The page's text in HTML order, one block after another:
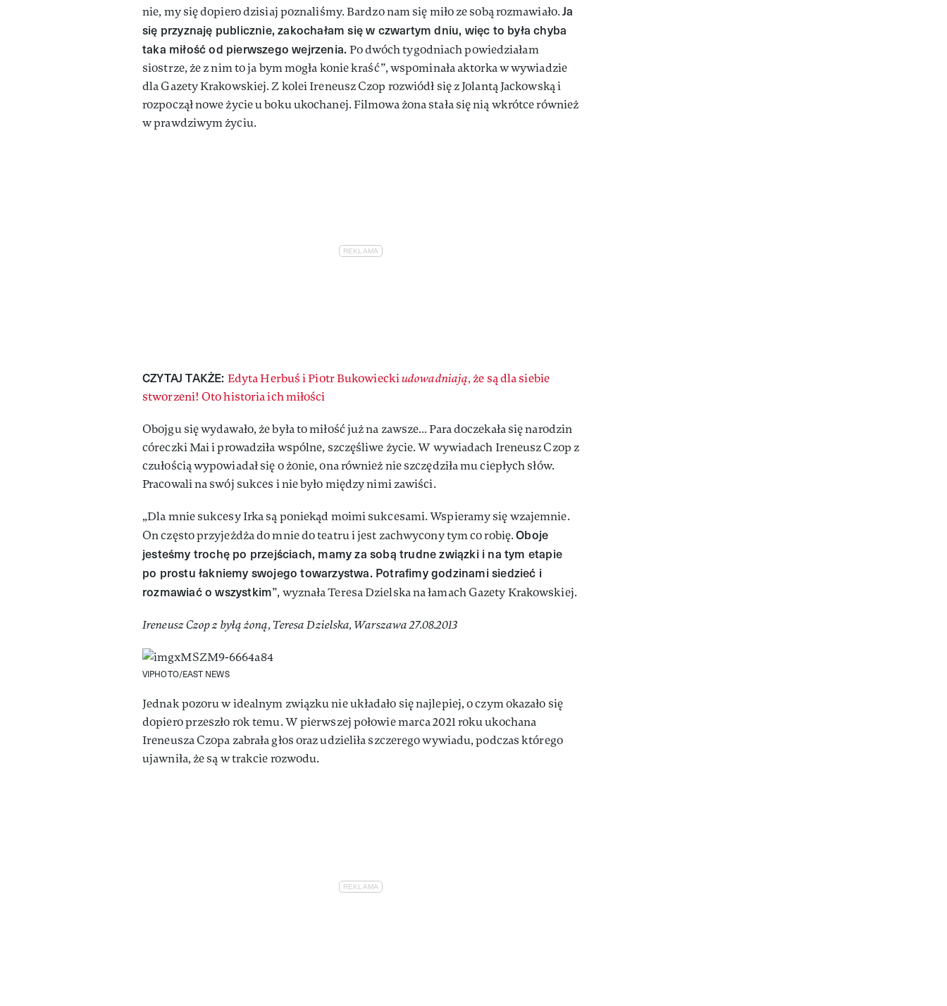
nie, my się dopiero dzisiaj poznaliśmy. Bardzo nam się miło ze sobą rozmawiało.Ja
się przyznaję publicznie, zakochałam się w czwartym dniu, więc to była chyba
taka miłość od pierwszego wejrzenia.Po dwóch tygodniach powiedziałam
siostrze, że z nim to ja bym mogła konie kraść”, wspominała aktorka w wywiadzie
dla Gazety Krakowskiej. Z kolei Ireneusz Czop rozwiódł się z Jolantą Jackowską i
rozpoczął nowe życie u boku ukochanej. Filmowa żona stała się nią wkrótce również
w prawdziwym życiu.
CZYTAJ TAKŻE: Edyta Herbuś i Piotr Bukowieckiudowadniają, że są dla siebie
stworzeni! Oto historia ich miłości
Obojgu się wydawało, że była to miłość już na zawsze… Para doczekała się narodzin
córeczki Mai i prowadziła wspólne, szczęśliwe życie. W wywiadach Ireneusz Czop z
czułością wypowiadał się o żonie, ona również nie szczędziła mu ciepłych słów.
Pracowali na swój sukces i nie było między nimi zawiści.
„Dla mnie sukcesy Irka są poniekąd moimi sukcesami. Wspieramy się wzajemnie.
On często przyjeżdża do mnie do teatru i jest zachwycony tym co robię.Oboje
jesteśmy trochę po przejściach, mamy za sobą trudne związki i na tym etapie
po prostu łakniemy swojego towarzystwa. Potrafimy godzinami siedzieć i
rozmawiać o wszystkim”, wyznała Teresa Dzielska na łamach Gazety Krakowskiej.
Ireneusz Czop z byłą żoną, Teresa Dzielska, Warszawa 27.08.2013
VIPHOTO/EAST NEWS
Jednak pozoru w idealnym związku nie układało się najlepiej, o czym okazało się
dopiero przeszło rok temu. W pierwszej połowie marca 2021 roku ukochana
Ireneusza Czopa zabrała głos oraz udzieliła szczerego wywiadu, podczas którego
ujawniła, że są w trakcie rozwodu.